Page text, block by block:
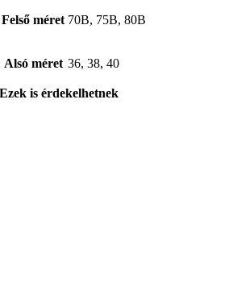
Felső méret 70B, 75B, 80B
Alsó méret 36, 38, 40
Ezek is érdekelhetnek